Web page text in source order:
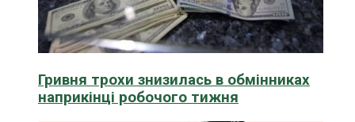
Гривня трохи знизилась в обмінниках
наприкінці робочого тижня